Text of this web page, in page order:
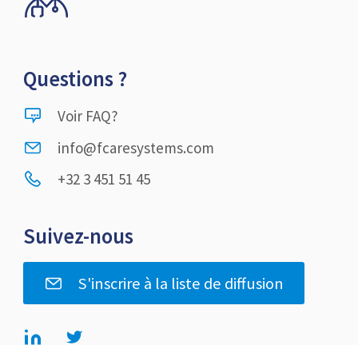
Questions ?
Voir FAQ?
info@fcaresystems.com
+32 3 451 51 45
Suivez-nous
S'inscrire à la liste de diffusion